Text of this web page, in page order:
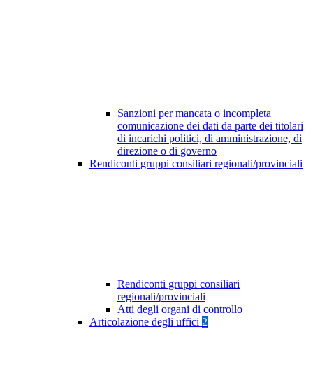
Sanzioni per mancata o incompleta
comunicazione dei dati da parte dei titolari
di incarichi politici, di amministrazione, di
direzione o di governo
Rendiconti gruppi consiliari regionali/provinciali
Rendiconti gruppi consiliari
regionali/provinciali
Atti degli organi di controllo
Articolazione degli uffici 2